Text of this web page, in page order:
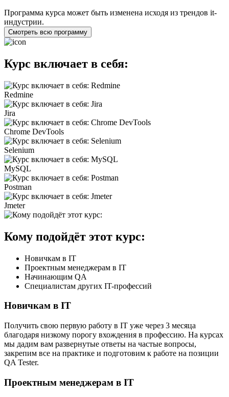
Программа курса может быть изменена исходя из трендов it-
индустрии.
Смотреть всю программу
Курс включает в себя:
Redmine
Jira
Chrome DevTools
Selenium
MySQL
Postman
Jmeter
Кому подойдёт этот курс:
Новичкам в IT
Проектным менеджерам в IT
Начинающим QA
Специалистам других IT-профессий
Новичкам в IT
Получить свою первую работу в IT уже через 3 месяца
благодаря низкому порогу вхождения в профессию. На курсах
мы дадим вам развернутые ответы на частые вопросы,
закрепим все на практике и подготовим к работе на позиции
QA Tester.
Проектным менеджерам в IT